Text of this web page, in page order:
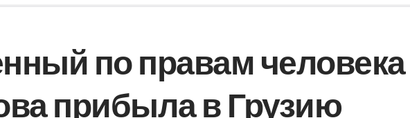
по правам человека
прибыла в Грузию